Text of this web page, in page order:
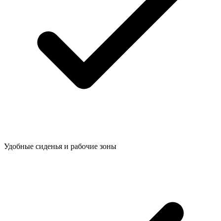
Удобные сиденья и рабочие зоны